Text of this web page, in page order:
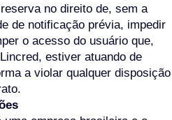
no direito de, sem a
de notificação prévia, impedir
o acesso do usuário que,
estiver atuando de
a violar qualquer disposição